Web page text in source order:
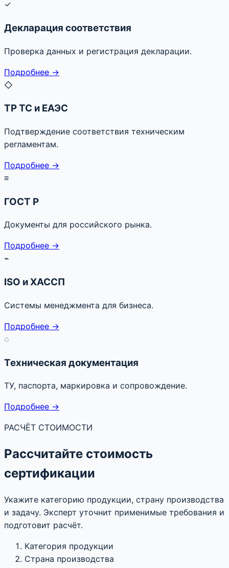
✓
Декларация соответствия
Проверка данных и регистрация декларации.
Подробнее →
◇
ТР ТС и ЕАЭС
Подтверждение соответствия техническим
регламентам.
Подробнее →
≡
ГОСТ Р
Документы для российского рынка.
Подробнее →
⌁
ISO и ХАССП
Системы менеджмента для бизнеса.
Подробнее →
◌
Техническая документация
ТУ, паспорта, маркировка и сопровождение.
Подробнее →
РАСЧЁТ СТОИМОСТИ
Рассчитайте стоимость
сертификации
Укажите категорию продукции, страну производства
и задачу. Эксперт уточнит применимые требования и
подготовит расчёт.
Категория продукции
Страна производства